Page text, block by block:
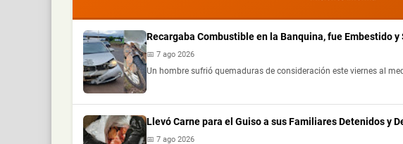
Recargaba Combustible en la Banquina, fue Embestido
📅 7 ago 2026
Un hombre sufrió quemaduras de consideración este viernes al
Llevó Carne para el Guiso a sus Familiares Detenidos y
📅 7 ago 2026